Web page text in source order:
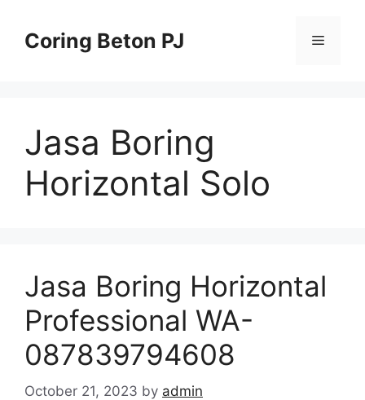
contentCoring Beton PJ Menu
Jasa Boring
Horizontal Solo
Jasa Boring Horizontal
Professional WA-
087839794608
October 21, 2023 by admin